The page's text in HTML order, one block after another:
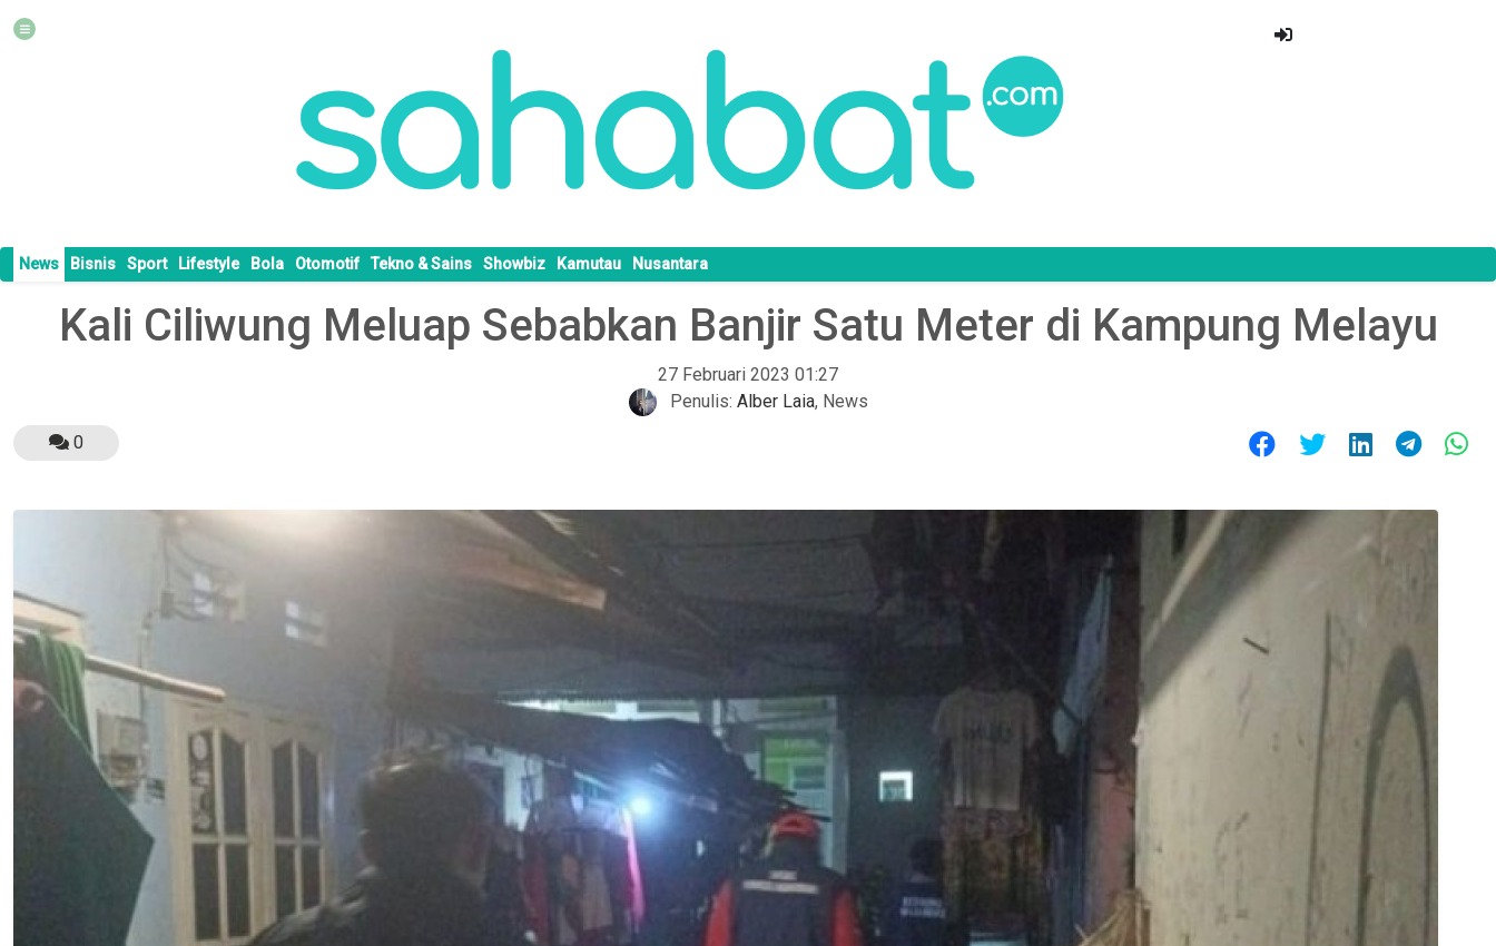
News Bisnis Sport Lifestyle Bola Otomotif Tekno & Sains Showbiz Kamutau Nusantara
Kali Ciliwung Meluap Sebabkan Banjir Satu Meter di Kampung Melayu
27 Februari 2023 01:27
Penulis: Alber Laia, News
0